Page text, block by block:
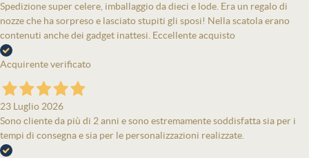
Spedizione super celere, imballaggio da dieci e lode. Era un regalo di
nozze che ha sorpreso e lasciato stupiti gli sposi! Nella scatola erano
contenuti anche dei gadget inattesi. Eccellente acquisto
Acquirente verificato
23 Luglio 2026
Sono cliente da più di 2 anni e sono estremamente soddisfatta sia per i
tempi di consegna e sia per le personalizzazioni realizzate.